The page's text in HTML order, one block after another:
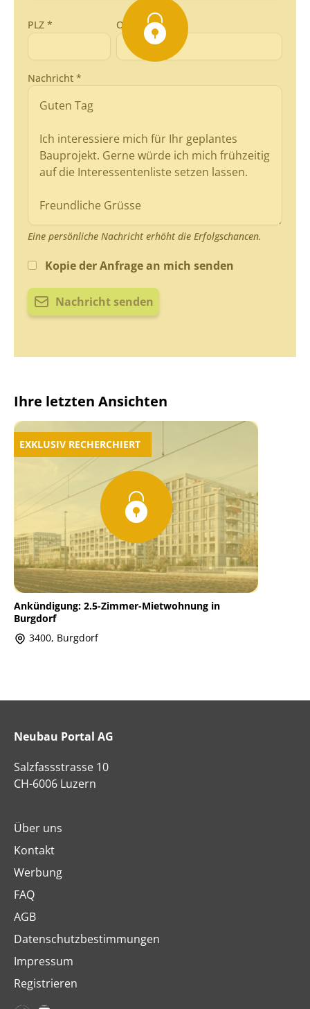
PLZ * Ort *
Nachricht *
Eine persönliche Nachricht erhöht die Erfolgschancen.
Kopie der Anfrage an mich senden
Nachricht senden
Ihre letzten Ansichten
EXKLUSIV RECHERCHIERT
Ankündigung: 2.5-Zimmer-Mietwohnung in
Burgdorf
3400, Burgdorf
Neubau Portal AG
Salzfassstrasse 10
CH-6006 Luzern
Über uns
Kontakt
Werbung
FAQ
AGB
Datenschutzbestimmungen
Impressum
Registrieren